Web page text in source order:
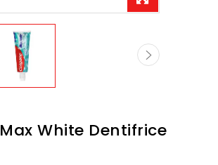
White Dentifrice